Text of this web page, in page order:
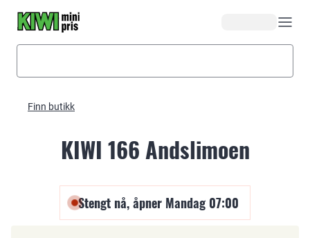
Finn butikk
KIWI 166 Andslimoen
Stengt nå, åpner Mandag 07:00